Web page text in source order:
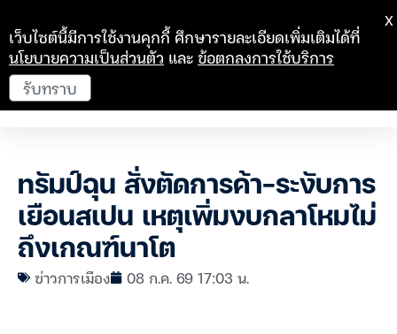
ทรัมป์ฉุน สั่งตัดการค้า-ระงับการ
เยือนสเปน เหตุเพิ่มงบกลาโหมไม่
ถึงเกณฑ์นาโต
ข่าวการเมือง 08 ก.ค. 69 17:03 น.
เว็บไซต์นี้มีการใช้งานคุกกี้ ศึกษารายละเอียดเพิ่มเติมได้ที่
นโยบายความเป็นส่วนตัว และข้อตกลงการใช้บริการ
รับทราบ
X